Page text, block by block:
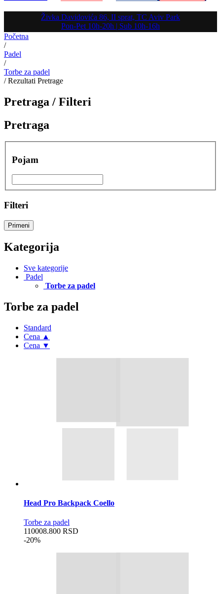
Živka Davidovića 86, II sprat, TC Aviv Park
Pon-Pet 10h-20h | Sub 10h-16h
Početna
/
Padel
/
Torbe za padel
/Rezultati Pretrage
Pretraga / Filteri
Pretraga
Pojam
Filteri
Primeni
Kategorija
Sve kategorije
Padel
Torbe za padel
Torbe za padel
Standard
Cena ▲
Cena ▼
Head Pro Backpack Coello
Torbe za padel
110008.800 RSD
-20%